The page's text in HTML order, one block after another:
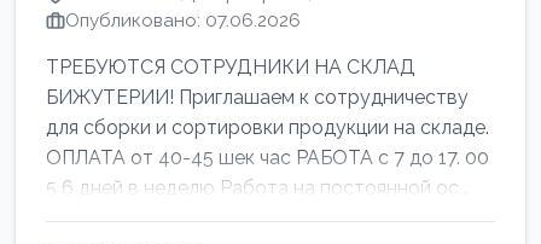
Опубликовано: 07.06.2026
ТРЕБУЮТСЯ СОТРУДНИКИ НА СКЛАД
БИЖУТЕРИИ! Приглашаем к сотрудничеству
для сборки и сортировки продукции на складе.
ОПЛАТА от 40-45 шек час РАБОТА с 7 до 17. 00
5 6 дней в неделю Работа на постоянной ос...